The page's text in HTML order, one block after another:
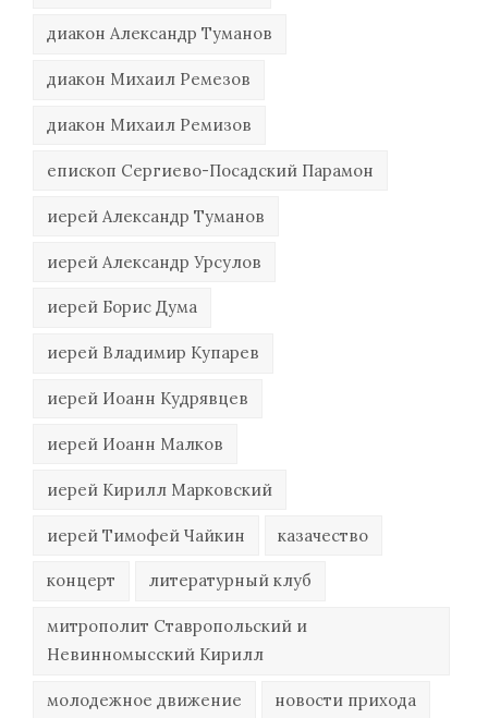
диакон Александр Туманов
диакон Михаил Ремезов
диакон Михаил Ремизов
епископ Сергиево-Посадский Парамон
иерей Александр Туманов
иерей Александр Урсулов
иерей Борис Дума
иерей Владимир Купарев
иерей Иоанн Кудрявцев
иерей Иоанн Малков
иерей Кирилл Марковский
иерей Тимофей Чайкин казачество
концерт литературный клуб
митрополит Ставропольский и
Невинномысский Кирилл
молодежное движение новости прихода